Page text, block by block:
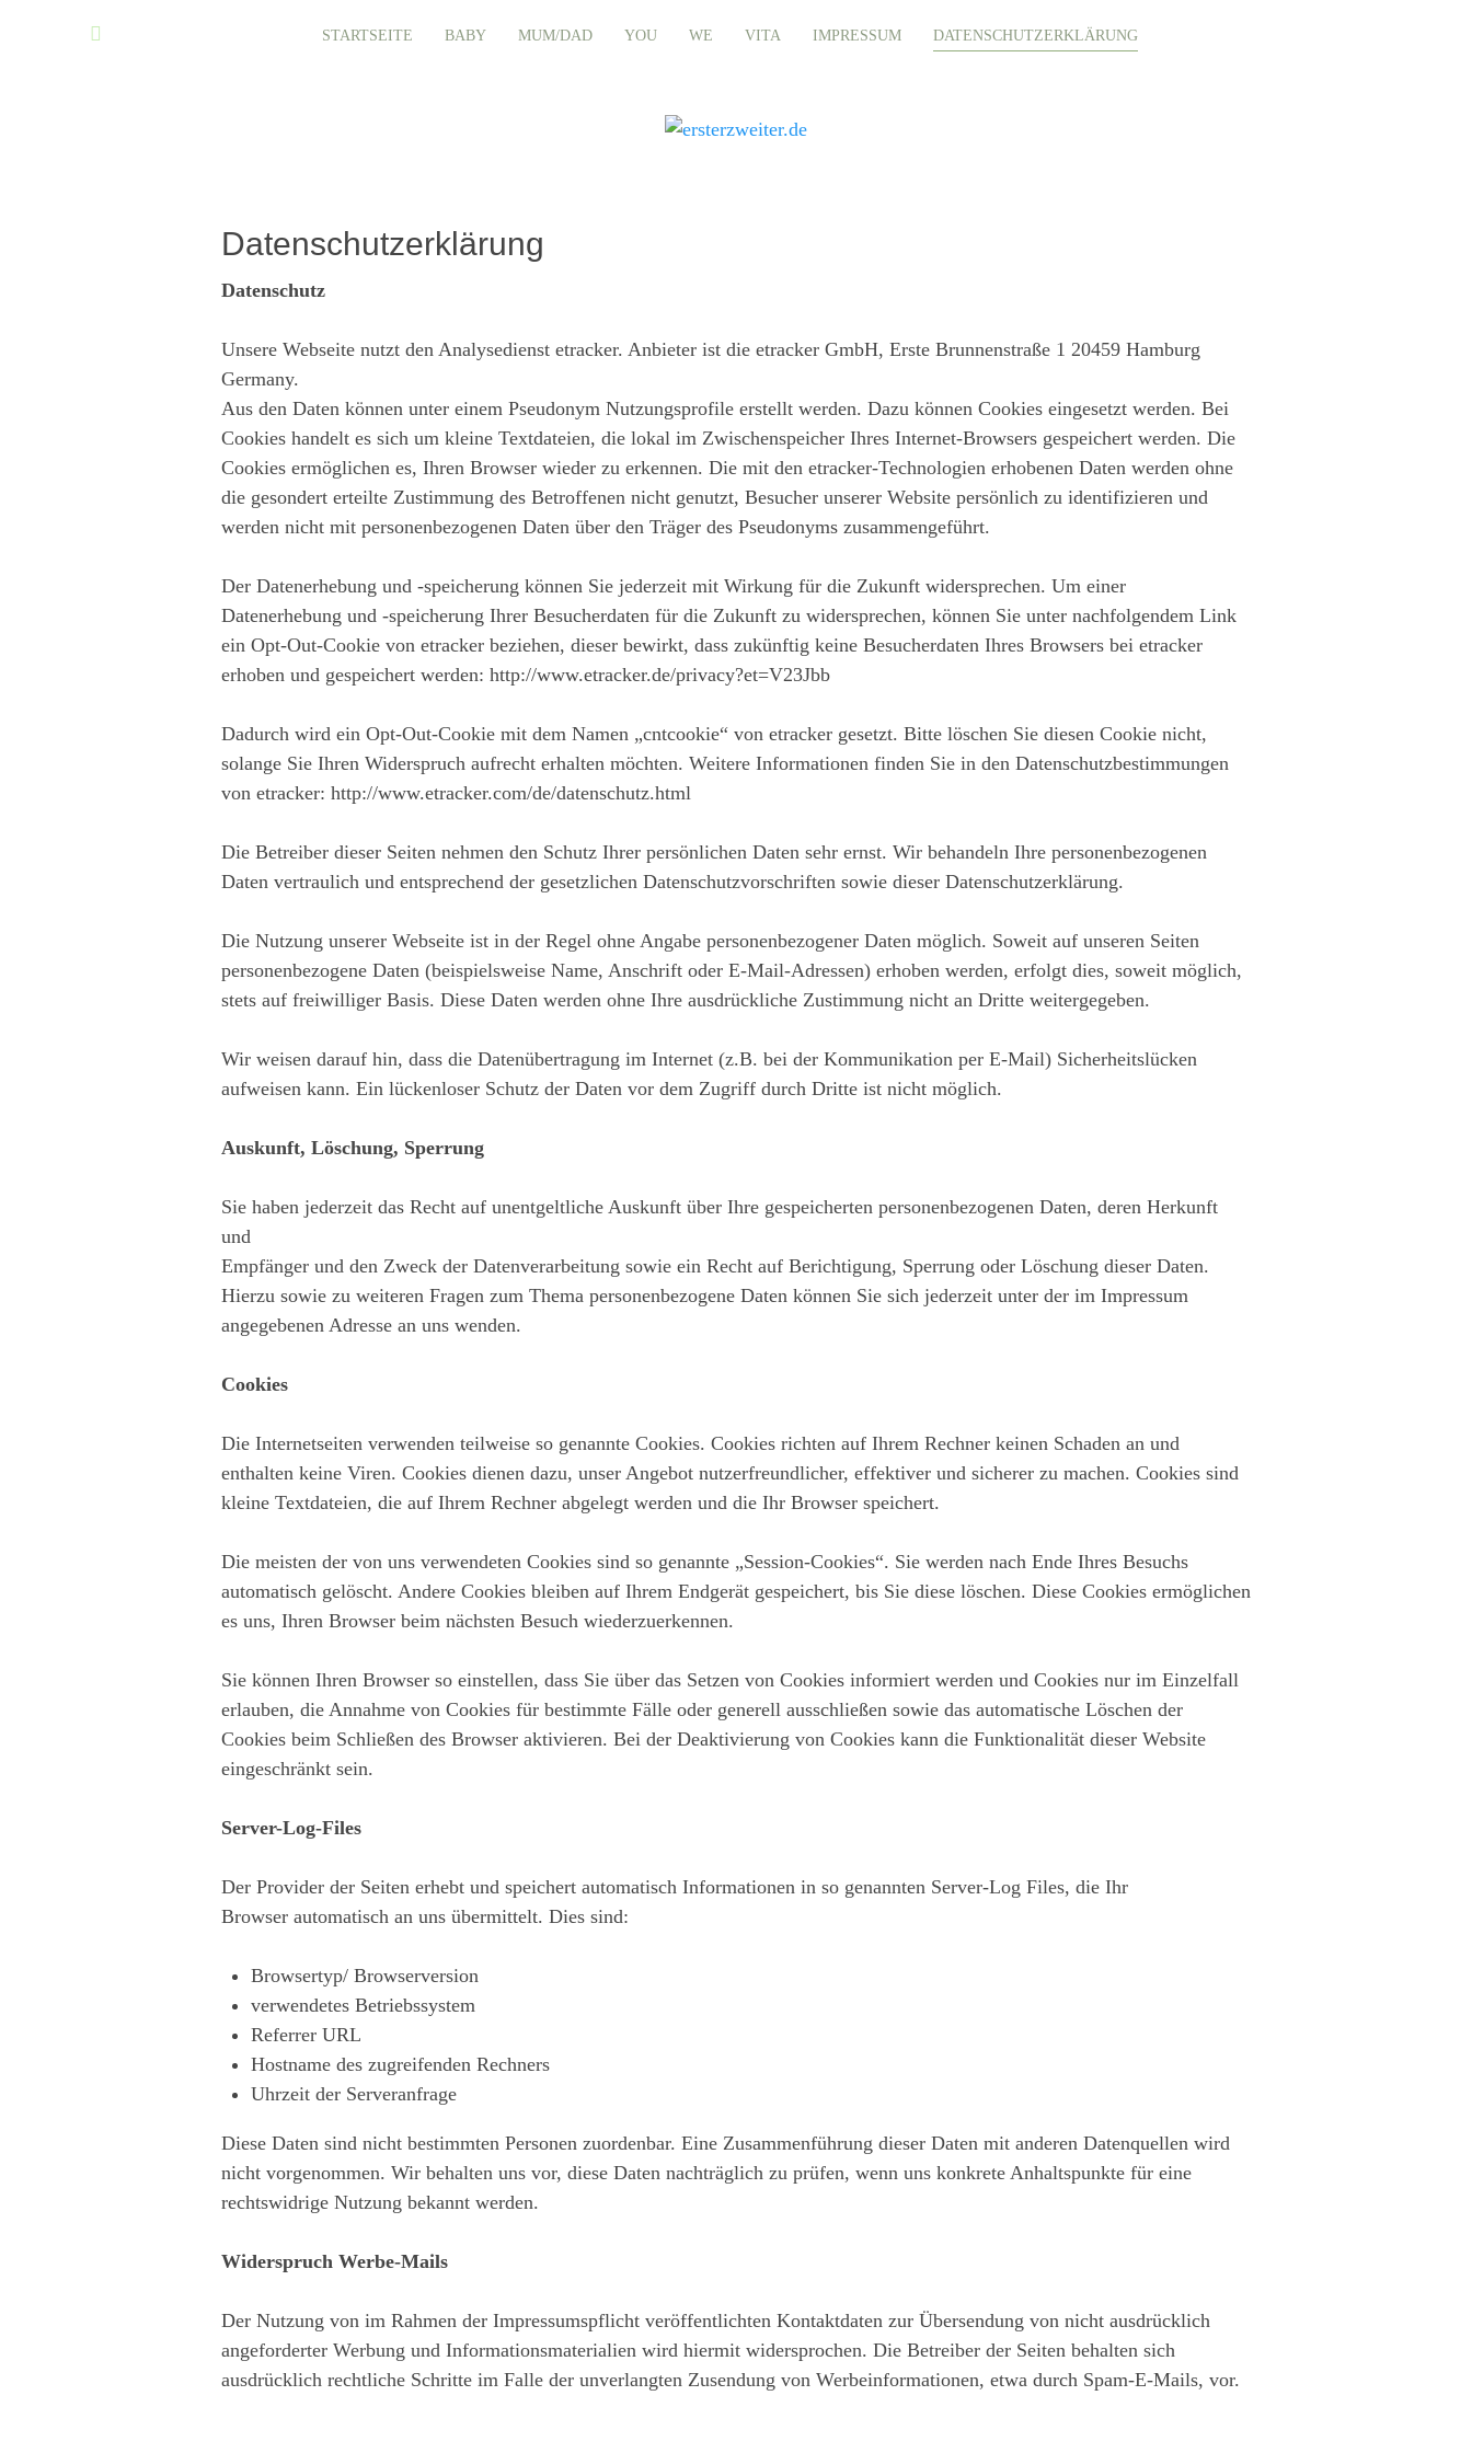
STARTSEITE BABY MUM/DAD YOU WE VITA IMPRESSUM DATENSCHUTZERKLÄRUNG
Datenschutzerklärung
Datenschutz
Unsere Webseite nutzt den Analysedienst etracker. Anbieter ist die etracker GmbH, Erste Brunnenstraße 1 20459 Hamburg
Germany.
Aus den Daten können unter einem Pseudonym Nutzungsprofile erstellt werden. Dazu können Cookies eingesetzt werden. Bei
Cookies handelt es sich um kleine Textdateien, die lokal im Zwischenspeicher Ihres Internet-Browsers gespeichert werden. Die
Cookies ermöglichen es, Ihren Browser wieder zu erkennen. Die mit den etracker-Technologien erhobenen Daten werden ohne
die gesondert erteilte Zustimmung des Betroffenen nicht genutzt, Besucher unserer Website persönlich zu identifizieren und
werden nicht mit personenbezogenen Daten über den Träger des Pseudonyms zusammengeführt.
Der Datenerhebung und -speicherung können Sie jederzeit mit Wirkung für die Zukunft widersprechen. Um einer
Datenerhebung und -speicherung Ihrer Besucherdaten für die Zukunft zu widersprechen, können Sie unter nachfolgendem Link
ein Opt-Out-Cookie von etracker beziehen, dieser bewirkt, dass zukünftig keine Besucherdaten Ihres Browsers bei etracker
erhoben und gespeichert werden: http://www.etracker.de/privacy?et=V23Jbb
Dadurch wird ein Opt-Out-Cookie mit dem Namen „cntcookie“ von etracker gesetzt. Bitte löschen Sie diesen Cookie nicht,
solange Sie Ihren Widerspruch aufrecht erhalten möchten. Weitere Informationen finden Sie in den Datenschutzbestimmungen
von etracker: http://www.etracker.com/de/datenschutz.html
Die Betreiber dieser Seiten nehmen den Schutz Ihrer persönlichen Daten sehr ernst. Wir behandeln Ihre personenbezogenen
Daten vertraulich und entsprechend der gesetzlichen Datenschutzvorschriften sowie dieser Datenschutzerklärung.
Die Nutzung unserer Webseite ist in der Regel ohne Angabe personenbezogener Daten möglich. Soweit auf unseren Seiten
personenbezogene Daten (beispielsweise Name, Anschrift oder E-Mail-Adressen) erhoben werden, erfolgt dies, soweit möglich,
stets auf freiwilliger Basis. Diese Daten werden ohne Ihre ausdrückliche Zustimmung nicht an Dritte weitergegeben.
Wir weisen darauf hin, dass die Datenübertragung im Internet (z.B. bei der Kommunikation per E-Mail) Sicherheitslücken
aufweisen kann. Ein lückenloser Schutz der Daten vor dem Zugriff durch Dritte ist nicht möglich.
Auskunft, Löschung, Sperrung
Sie haben jederzeit das Recht auf unentgeltliche Auskunft über Ihre gespeicherten personenbezogenen Daten, deren Herkunft
und
Empfänger und den Zweck der Datenverarbeitung sowie ein Recht auf Berichtigung, Sperrung oder Löschung dieser Daten.
Hierzu sowie zu weiteren Fragen zum Thema personenbezogene Daten können Sie sich jederzeit unter der im Impressum
angegebenen Adresse an uns wenden.
Cookies
Die Internetseiten verwenden teilweise so genannte Cookies. Cookies richten auf Ihrem Rechner keinen Schaden an und
enthalten keine Viren. Cookies dienen dazu, unser Angebot nutzerfreundlicher, effektiver und sicherer zu machen. Cookies sind
kleine Textdateien, die auf Ihrem Rechner abgelegt werden und die Ihr Browser speichert.
Die meisten der von uns verwendeten Cookies sind so genannte „Session-Cookies“. Sie werden nach Ende Ihres Besuchs
automatisch gelöscht. Andere Cookies bleiben auf Ihrem Endgerät gespeichert, bis Sie diese löschen. Diese Cookies ermöglichen
es uns, Ihren Browser beim nächsten Besuch wiederzuerkennen.
Sie können Ihren Browser so einstellen, dass Sie über das Setzen von Cookies informiert werden und Cookies nur im Einzelfall
erlauben, die Annahme von Cookies für bestimmte Fälle oder generell ausschließen sowie das automatische Löschen der
Cookies beim Schließen des Browser aktivieren. Bei der Deaktivierung von Cookies kann die Funktionalität dieser Website
eingeschränkt sein.
Server-Log-Files
Der Provider der Seiten erhebt und speichert automatisch Informationen in so genannten Server-Log Files, die Ihr
Browser automatisch an uns übermittelt. Dies sind:
Browsertyp/ Browserversion
verwendetes Betriebssystem
Referrer URL
Hostname des zugreifenden Rechners
Uhrzeit der Serveranfrage
Diese Daten sind nicht bestimmten Personen zuordenbar. Eine Zusammenführung dieser Daten mit anderen Datenquellen wird
nicht vorgenommen. Wir behalten uns vor, diese Daten nachträglich zu prüfen, wenn uns konkrete Anhaltspunkte für eine
rechtswidrige Nutzung bekannt werden.
Widerspruch Werbe-Mails
Der Nutzung von im Rahmen der Impressumspflicht veröffentlichten Kontaktdaten zur Übersendung von nicht ausdrücklich
angeforderter Werbung und Informationsmaterialien wird hiermit widersprochen. Die Betreiber der Seiten behalten sich
ausdrücklich rechtliche Schritte im Falle der unverlangten Zusendung von Werbeinformationen, etwa durch Spam-E-Mails, vor.